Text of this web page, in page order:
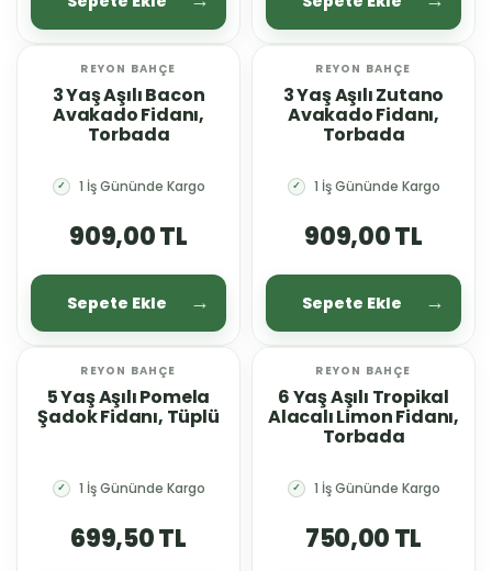
REYON BAHÇE
3 Yaş Aşılı Bacon
Avakado Fidanı,
Torbada
✓ 1 İş Gününde Kargo
909,00 TL
Sepete Ekle
REYON BAHÇE
3 Yaş Aşılı Zutano
Avakado Fidanı,
Torbada
✓ 1 İş Gününde Kargo
909,00 TL
Sepete Ekle
REYON BAHÇE
5 Yaş Aşılı Pomela
Şadok Fidanı, Tüplü
✓ 1 İş Gününde Kargo
699,50 TL
REYON BAHÇE
6 Yaş Aşılı Tropikal
Alacalı Limon Fidanı,
Torbada
✓ 1 İş Gününde Kargo
750,00 TL